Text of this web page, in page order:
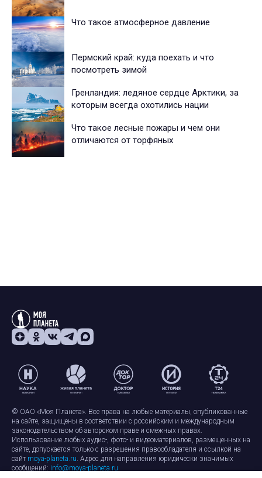
Что такое атмосферное давление
Пермский край: куда поехать и что
посмотреть зимой
Гренландия: ледяное сердце Арктики, за
которым всегда охотились нации
Что такое лесные пожары и чем они
отличаются от торфяных
© ОАО «Моя Планета». Все права на любые материалы, опубликованные
на сайте, защищены в соответствии с российским и международным
законодательством об авторском праве и смежных правах.
Использование любых аудио-, фото- и видеоматериалов, размещенных на
сайте, допускается только с разрешения правообладателя и ссылкой на
сайт moya-planeta.ru. Адрес для направления юридически значимых
сообщений: info@moya-planeta.ru.